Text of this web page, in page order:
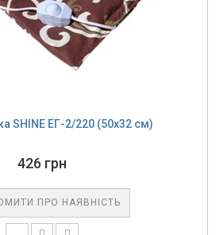
SHINE ЕГ-2/220 (50x32 см)
426 грн
ПРО НАЯВНІСТЬ